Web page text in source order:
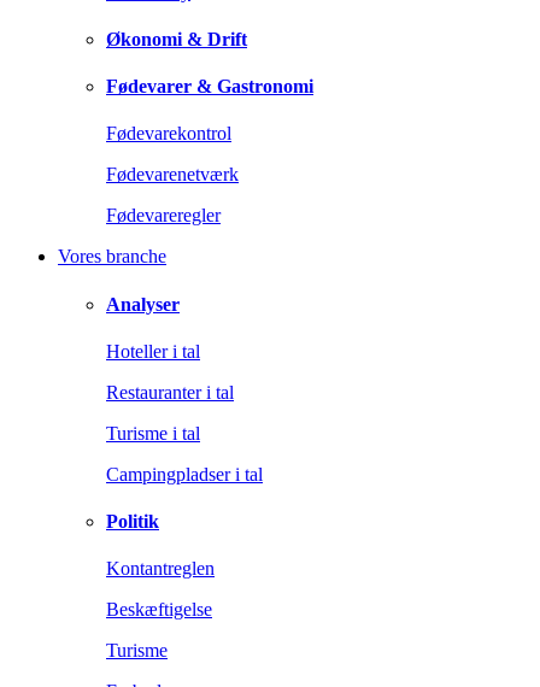
Økonomi & Drift
Fødevarer & Gastronomi
Fødevarekontrol
Fødevarenetværk
Fødevareregler
Vores branche
Analyser
Hoteller i tal
Restauranter i tal
Turisme i tal
Campingpladser i tal
Politik
Kontantreglen
Beskæftigelse
Turisme